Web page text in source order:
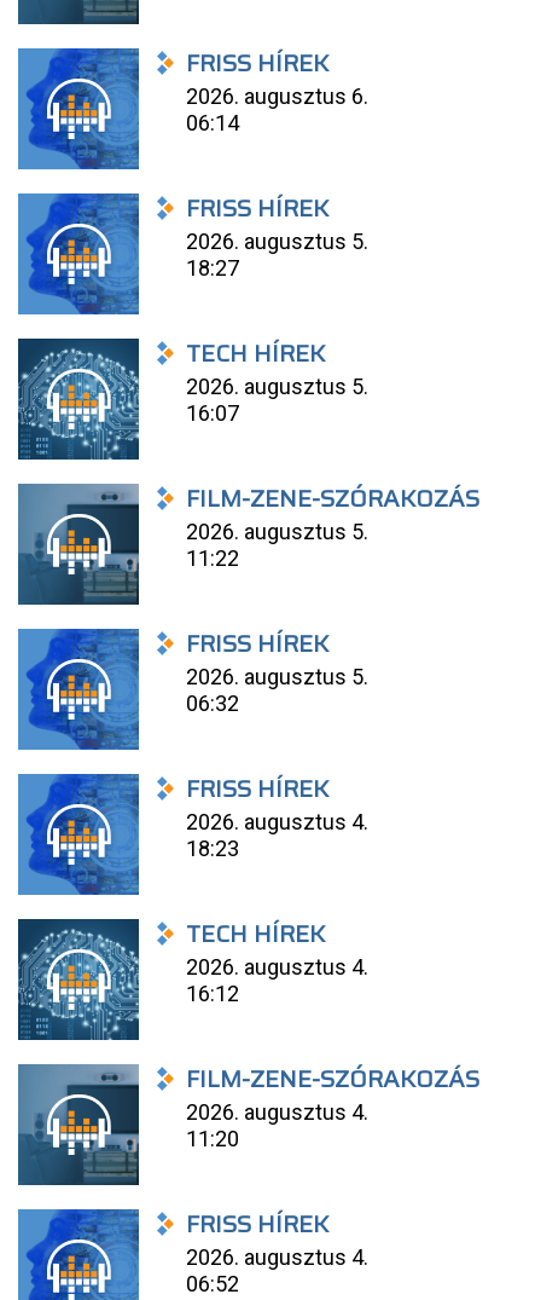
FRISS HÍREK
2026. augusztus 6.
06:14
FRISS HÍREK
2026. augusztus 5.
18:27
TECH HÍREK
2026. augusztus 5.
16:07
FILM-ZENE-SZÓRAKOZÁS
2026. augusztus 5.
11:22
FRISS HÍREK
2026. augusztus 5.
06:32
FRISS HÍREK
2026. augusztus 4.
18:23
TECH HÍREK
2026. augusztus 4.
16:12
FILM-ZENE-SZÓRAKOZÁS
2026. augusztus 4.
11:20
FRISS HÍREK
2026. augusztus 4.
06:52